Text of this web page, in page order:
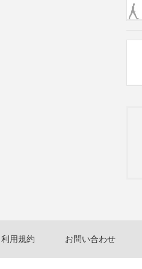
利用規約 お問い合わせ